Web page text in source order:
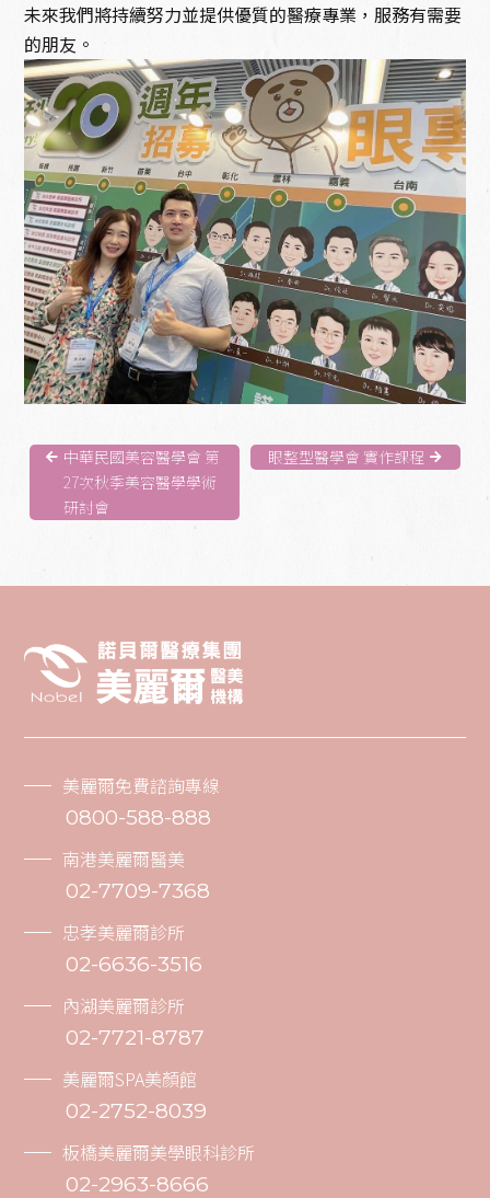
未來我們將持續努力並提供優質的醫療專業，服務有需要
的朋友。
中華民國美容醫學會 第
27次秋季美容醫學學術
研討會
眼整型醫學會 實作課程
美麗爾免費諮詢專線
0800-588-888
南港美麗爾醫美
02-7709-7368
忠孝美麗爾診所
02-6636-3516
內湖美麗爾診所
02-7721-8787
美麗爾SPA美顏館
02-2752-8039
板橋美麗爾美學眼科診所
02-2963-8666